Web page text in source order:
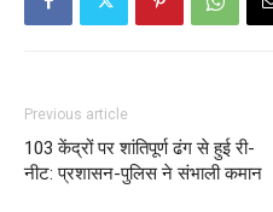
Previous article
103 केंद्रों पर शांतिपूर्ण ढंग से हुई री-
नीट: प्रशासन-पुलिस ने संभाली कमान